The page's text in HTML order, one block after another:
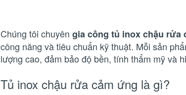
Chúng tôi chuyên gia công tủ inox chậu rửa
công năng và tiêu chuẩn kỹ thuật. Mỗi sản
lượng cao, đảm bảo độ bền, tính thẩm mỹ và
Tủ inox chậu rửa cảm ứng là gì?